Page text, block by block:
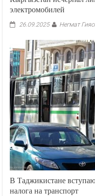
электромобилей
26.09.2025 Негмат
В Таджикистане
налога на транспорт